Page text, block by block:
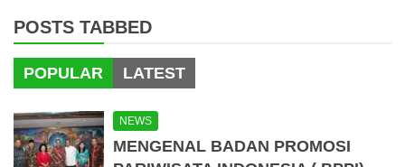
POSTS TABBED
POPULAR LATEST
NEWS
MENGENAL BADAN PROMOSI